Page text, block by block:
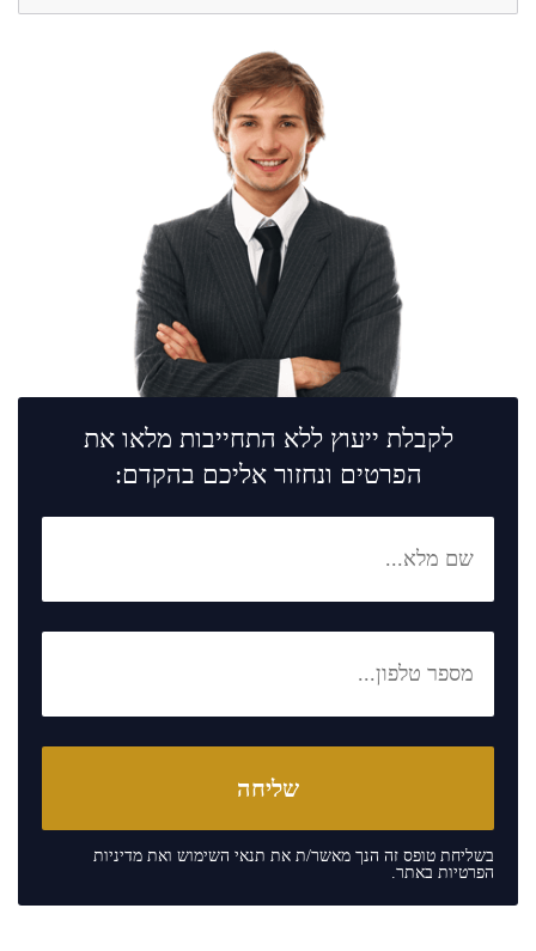
לקבלת ייעוץ ללא התחייבות מלאו את
הפרטים ונחזור אליכם בהקדם:
בשליחת טופס זה הנך מאשר/ת את תנאי השימוש ואת מדיניות
הפרטיות באתר.